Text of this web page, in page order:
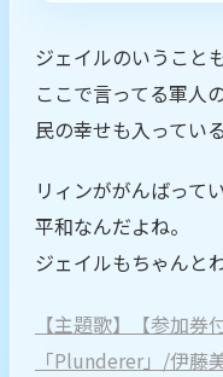
ジェイルのいうこと
ここで言ってる軍人
民の幸せも入ってい
リィンががんばって
平和なんだよね。
ジェイルもちゃんと
【主題歌】【参加
「Plunderer」/伊藤